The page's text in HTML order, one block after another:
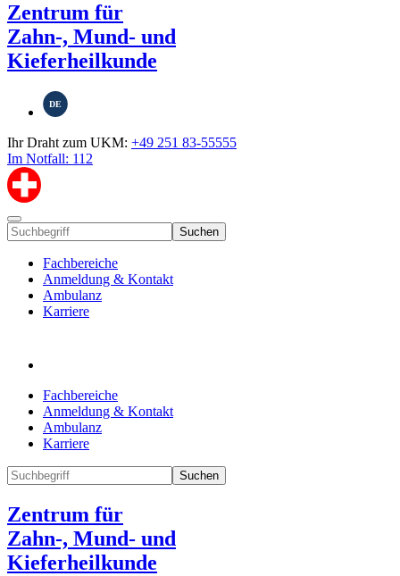
Zentrum für
Zahn-, Mund- und
Kieferheilkunde
DE
Ihr Draht zum UKM: +49 251 83-55555
Im Notfall: 112
Suchen
Fachbereiche
Anmeldung & Kontakt
Ambulanz
Karriere
Fachbereiche
Anmeldung & Kontakt
Ambulanz
Karriere
Suchen
Zentrum für
Zahn-, Mund- und
Kieferheilkunde